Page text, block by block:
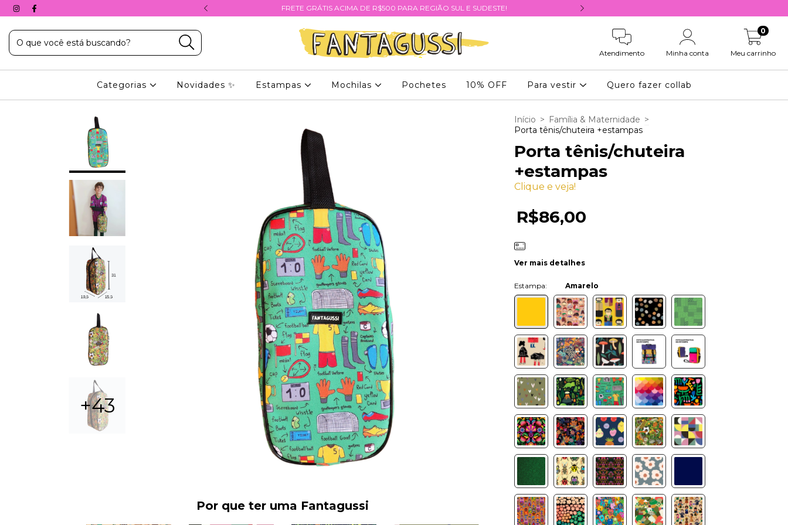
COM O CUPOM: 10%PRIMEIRACOMPRA FRETE GRÁTIS ACIMA DE R$500 PARA REGIÃO SUL E SUDESTE!
Atendimento Minha conta Meu carrinho
0
Categorias Novidades ✨ Estampas Mochilas Pochetes 10% OFF Para vestir Quero fazer collab
+43
Por que ter uma Fantagussi
Início > Família & Maternidade >
Porta tênis/chuteira +estampas
Porta tênis/chuteira
+estampas
Clique e veja!
R$86,00
Ver mais detalhes
Amarelo